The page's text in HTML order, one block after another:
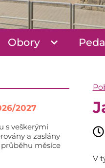
Obory
2027
s veškerými
a zaslány
měsíce
V